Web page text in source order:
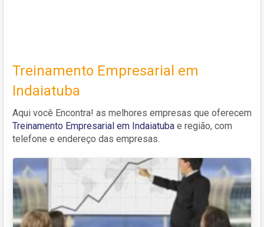
Treinamento Empresarial em
Indaiatuba
Aqui você Encontra! as melhores empresas que oferecem
Treinamento Empresarial em Indaiatuba e região, com
telefone e endereço das empresas.